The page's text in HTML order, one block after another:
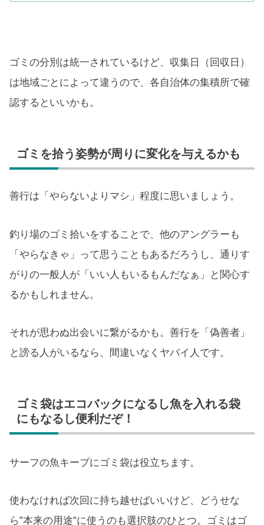
ゴミの分別は統一されているけど、収集日（回収日）
は地域ごとによって違うので、各自治体の集積所で確
認するといいかも。
ゴミを拾う姿勢が周りに変化を与えるかも
善行は「やらないよりマシ」程度に思いましょう。
釣り場のゴミ拾いをすることで、他のアングラーも
「やらなきゃ」って思うこともあるだろうし、通りす
がりの一般人が「いい人もいるもんだなぁ」と関心す
るかもしれません。
それが思わぬ出会いに繋がるかも。善行を「偽善者」
と謗る人がいるなら、間違いなくヤバイ人です。
ゴミ袋はエコバックになるし魚を入れる袋
にもなるし便利だぞ！
サーフの魚キープにゴミ袋は役立ちます。
使わなければ次回に持ち越せばいいけど、どうせな
ら”本来の用途”に使うのも選択肢のひとつ。ゴミはゴ